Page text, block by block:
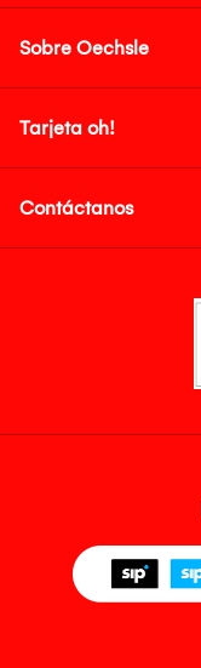
Sobre Oechsle
Tarjeta oh!
Contáctanos